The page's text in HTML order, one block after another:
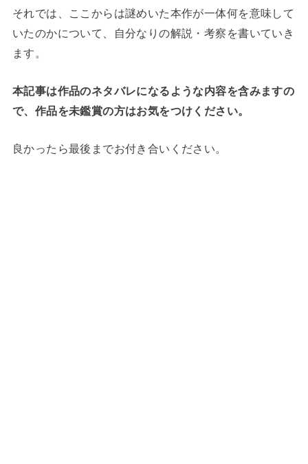
それでは、ここからは謎めいた本作が一体何を意味して
いたのかについて、自分なりの解説・考察を書いていき
ます。
本記事は作品のネタバレになるような内容を含みますの
で、作品を未鑑賞の方はお気をつけください。
良かったら最後までお付き合いください。